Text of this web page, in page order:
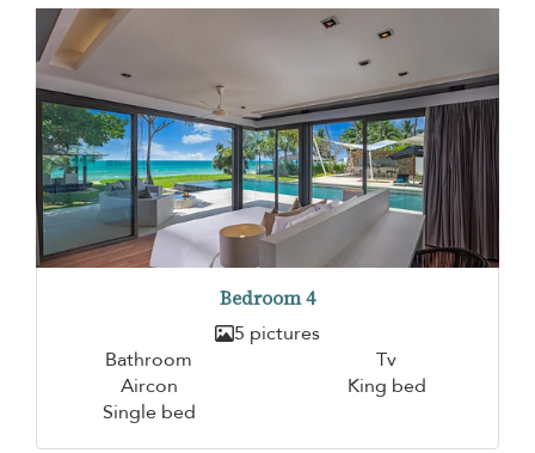
Bedroom 4
5 pictures
Bathroom
Tv
Aircon
King bed
Single bed